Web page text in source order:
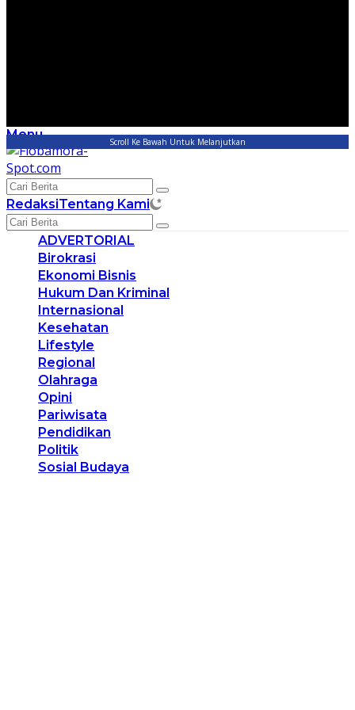
Scroll Ke Bawah Untuk Melanjutkan
Menu
RedaksiTentang Kami
ADVERTORIAL
Birokrasi
Ekonomi Bisnis
Hukum Dan Kriminal
Internasional
Kesehatan
Lifestyle
Regional
Olahraga
Opini
Pariwisata
Pendidikan
Politik
Sosial Budaya